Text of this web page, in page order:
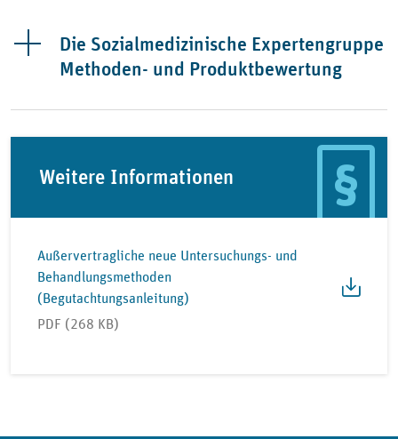
Die Sozialmedizinische Expertengruppe
Methoden- und Produktbewertung
Weitere Informationen
Außervertragliche neue Untersuchungs- und
Behandlungsmethoden
(Begutachtungsanleitung)
PDF (268 KB)